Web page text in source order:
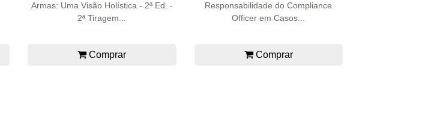
Armas: Uma Visão Holística - 2ª Ed. -
2ª Tiragem...
Comprar
Responsabilidade do Compliance
Officer em Casos...
Comprar